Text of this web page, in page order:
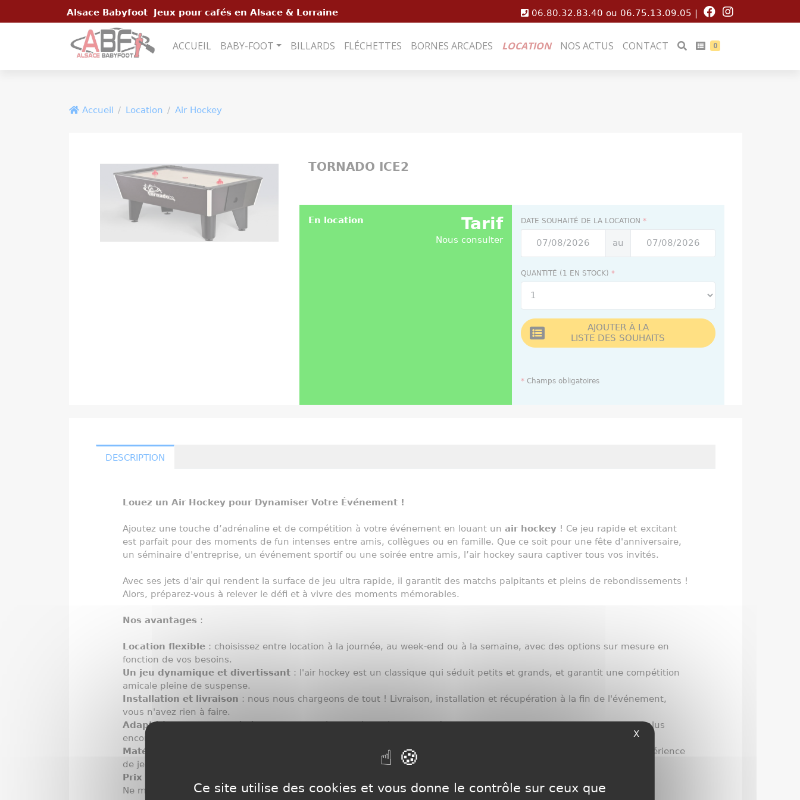
Alsace Babyfoot Jeux pour cafés en Alsace & Lorraine 06.80.32.83.40 ou 06.75.13.09.05 |
ACCUEIL BABY-FOOT BILLARDS FLÉCHETTES BORNES ARCADES LOCATION NOS ACTUS CONTACT 0
Accueil Location Air Hockey
TORNADO ICE2
En location Tarif
Nous consulter
DATE SOUHAITÉ DE LA LOCATION *
au
QUANTITÉ (1 EN STOCK) *
AJOUTER À LA
LISTE DES SOUHAITS
*Champs obligatoires
DESCRIPTION
Louez un Air Hockey pour Dynamiser Votre Événement !
Ajoutez une touche d’adrénaline et de compétition à votre événement en louant un air hockey! Ce jeu rapide et excitant
est parfait pour des moments de fun intenses entre amis, collègues ou en famille. Que ce soit pour une fête d'anniversaire,
un séminaire d'entreprise, un événement sportif ou une soirée entre amis, l’air hockey saura captiver tous vos invités.
Avec ses jets d'air qui rendent la surface de jeu ultra rapide, il garantit des matchs palpitants et pleins de rebondissements !
Alors, préparez-vous à relever le défi et à vivre des moments mémorables.
Nos avantages :
Location flexible: choisissez entre location à la journée, au week-end ou à la semaine, avec des options sur mesure en
fonction de vos besoins.
Un jeu dynamique et divertissant: l'air hockey est un classique qui séduit petits et grands, et garantit une compétition
amicale pleine de suspense.
Installation et livraison : nous nous chargeons de tout ! Livraison, installation et récupération à la fin de l'événement,
vous n'avez rien à faire.
Adapté à tous types d'événements: soirées privées, séminaires, fêtes d'entreprise, mariages, anniversaires, et plus
encore.
Matériel de qualité
: nos tables d’air hockey sont modernes, robustes et soigneusement entretenues pour une expérience
de jeu optimale.
Prix attractifs
Ne manquez pas l’occasion de rendre votre événement inoubliable avec un air hockey !
Panneau de gestion des cookies
X
Ce site utilise des cookies et vous donne le contrôle sur ceux que